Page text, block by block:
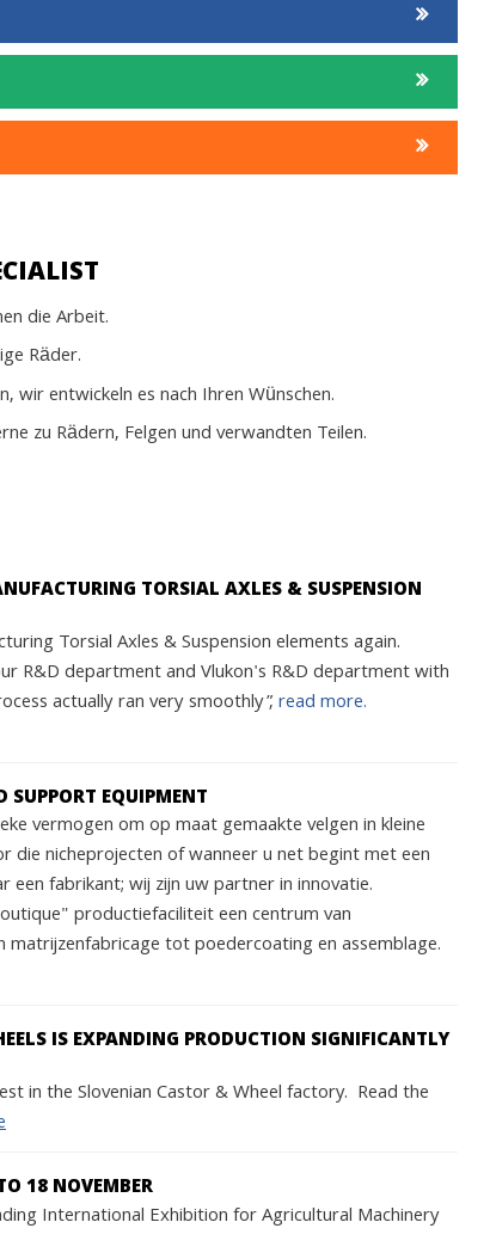
die Arbeit.
Räder.
wir entwickeln es nach Ihren Wünschen.
zu Rädern, Felgen und verwandten Teilen.
TORSIAL AXLES & SUSPENSION
Torsial Axles & Suspension elements again.
R&D department and Vlukon's R&D department with
actually ran very smoothly”,read more.
SUPPORT EQUIPMENT
vermogen om op maat gemaakte velgen in kleine
die nicheprojecten of wanneer u net begint met een
een fabrikant; wij zijn uw partner in innovatie.
productiefaciliteit een centrum van
matrijzenfabricage tot poedercoating en assemblage.
IS EXPANDING PRODUCTION SIGNIFICANTLY
in the Slovenian Castor & Wheel factory. Read the
18 NOVEMBER
International Exhibition for Agricultural Machinery